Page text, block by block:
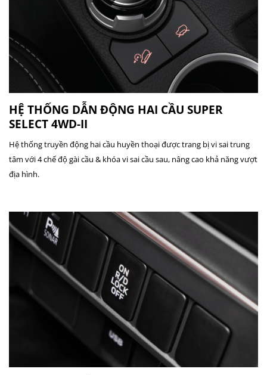
HỆ THỐNG DẪN ĐỘNG HAI CẦU SUPER
SELECT 4WD-II
Hệ thống truyền động hai cầu huyền thoại được trang bị vi sai trung
tâm với 4 chế độ gài cầu & khóa vi sai cầu sau, nâng cao khả năng vượt
địa hình.